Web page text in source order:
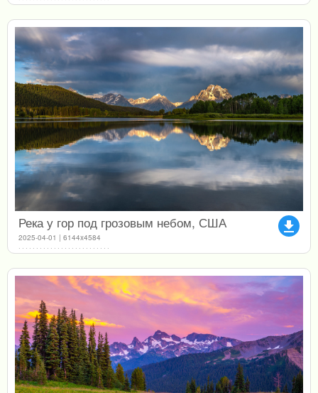
file_download
Река у гор под грозовым небом, США
2025-04-01 | 6144x4584